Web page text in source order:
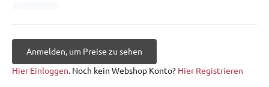
Anmelden, um Preise zu sehen
Hier Einloggen. Noch kein Webshop Konto? Hier Registrieren